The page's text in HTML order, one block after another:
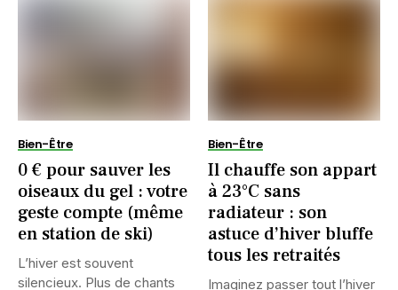
Bien-Être
0 € pour sauver les
oiseaux du gel : votre
geste compte (même
en station de ski)
L’hiver est souvent
silencieux. Plus de chants
Bien-Être
Il chauffe son appart
à 23°C sans
radiateur : son
astuce d’hiver bluffe
tous les retraités
Imaginez passer tout l’hiver